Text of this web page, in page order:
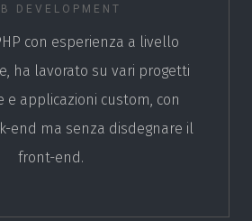
DEVELOPMENT
con esperienza a livello
ha lavorato su vari progetti
e applicazioni custom, con
end ma senza disdegnare il
front-end.